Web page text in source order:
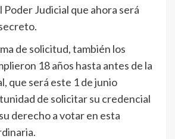
Poder Judicial que ahora será
de solicitud, también los
18 años hasta antes de la
que será este 1 de junio
de solicitar su credencial
derecho a votar en esta